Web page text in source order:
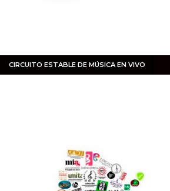
CIRCUITO ESTABLE DE MÚSICA EN VIVO